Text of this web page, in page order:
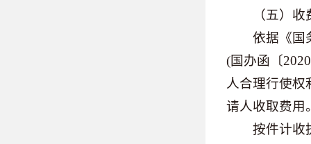
（五）收
依据《国务
(国办函〔
人合理行使权
请人收取费用
按件计收执